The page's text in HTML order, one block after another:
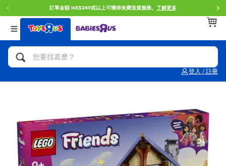
訂單金額 HK$349或以上可獲得免費送貨服務。 了解更多
登入 / 註冊
返回
分類目錄
人氣英雄,角色扮演,射擊玩具
拼砌組合及樂高LEGO
玩具車,貨車,火車及遙控系列
返回
品牌
Brunch Brother 早午餐兄弟
Spider-Man蜘蛛俠
Mini Brands
返回
年齢
0~2歳
8~11歳